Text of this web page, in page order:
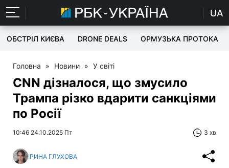
UA
ОБСТРІЛ КИЄВА DRONE DEALS ОРМУЗЬКА ПРОТОКА
Головна » Новини » У світі
CNN дізналося, що змусило
Трампа різко вдарити санкціями
по Росії
10:46 24.10.2025 Пт 3 хв
ІРИНА ГЛУХОВА